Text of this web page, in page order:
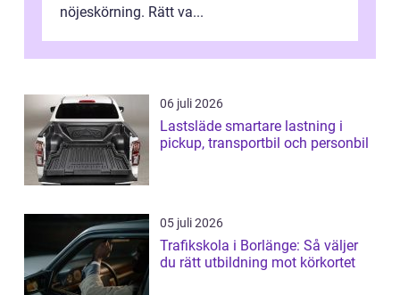
nöjeskörning. Rätt va...
06 juli 2026
Lastsläde smartare lastning i
pickup, transportbil och personbil
05 juli 2026
Trafikskola i Borlänge: Så väljer
du rätt utbildning mot körkortet